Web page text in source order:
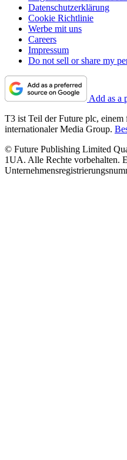
Datenschutzerklärung
Cookie Richtlinie
Werbe mit uns
Careers
Impressum
Do not sell or share my
Add as a
T3 ist Teil der Future plc,
internationaler Media Group.
© Future Publishing Limited
1UA. Alle Rechte vorbehalten.